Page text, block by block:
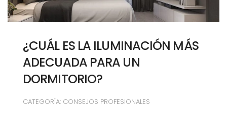
¿CUÁL ES LA ILUMINACIÓN MÁS
ADECUADA PARA UN
DORMITORIO?
CATEGORÍA: CONSEJOS PROFESIONALES